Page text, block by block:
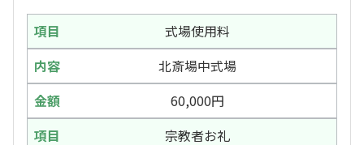
式場使用料
北斎場中式場
60,000円
宗教者お礼